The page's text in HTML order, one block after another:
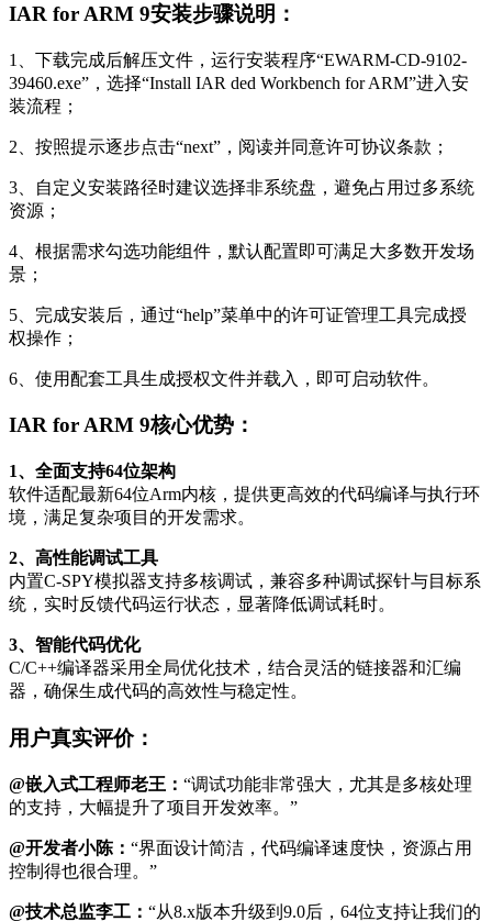
IAR for ARM 9安装步骤说明：
1、下载完成后解压文件，运行安装程序“EWARM-CD-9102-
39460.exe”，选择“Install IAR ded Workbench for ARM”进入安
装流程；
2、按照提示逐步点击“next”，阅读并同意许可协议条款；
3、自定义安装路径时建议选择非系统盘，避免占用过多系统
资源；
4、根据需求勾选功能组件，默认配置即可满足大多数开发场
景；
5、完成安装后，通过“help”菜单中的许可证管理工具完成授
权操作；
6、使用配套工具生成授权文件并载入，即可启动软件。
IAR for ARM 9核心优势：
1、全面支持64位架构
软件适配最新64位Arm内核，提供更高效的代码编译与执行环
境，满足复杂项目的开发需求。
2、高性能调试工具
内置C-SPY模拟器支持多核调试，兼容多种调试探针与目标系
统，实时反馈代码运行状态，显著降低调试耗时。
3、智能代码优化
C/C++编译器采用全局优化技术，结合灵活的链接器和汇编
器，确保生成代码的高效性与稳定性。
用户真实评价：
@嵌入式工程师老王： “调试功能非常强大，尤其是多核处理
的支持，大幅提升了项目开发效率。”
@开发者小陈： “界面设计简洁，代码编译速度快，资源占用
控制得也很合理。”
@技术总监李工： “从8.x版本升级到9.0后，64位支持让我们的